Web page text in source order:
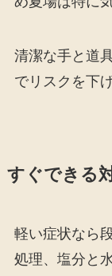
清潔な手と道
でリスクを下
すぐできる
軽い症状なら
処理、塩分と